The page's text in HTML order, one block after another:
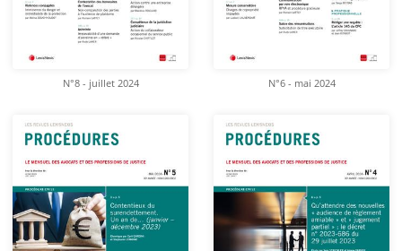
N°8 - juillet 2024 N°6 - mai 2024